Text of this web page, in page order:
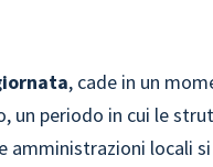
, cade in un
un periodo in cui le
locali